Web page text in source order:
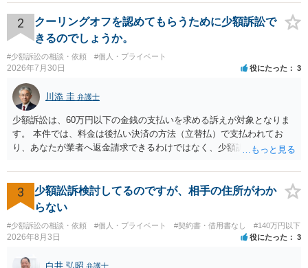
されない場合には、貴殿には任意に返金する意思がないものと判断
し、やむを得ず、返還金23万円及びこれに対する遅延損害金の支払い
を求める民事訴訟、支払督促その他必要な法的手続を直ちに講じま
す。 その際には、訴訟に要する費用その他法令上認められる金員につ
いても併せて請求する予定ですので、あらかじめ申し添えます。 本件
は、貴殿自らが契約を解約したことによって生じた返還義務の履行を
求めるものにすぎません。貴殿の仕入先との取引関係や返金時期など
の内部事情は、私に対する返還義務の発生や履行時期には何ら影響を
及ぼすものではありません。 これ以上、本件の解決を不必要に遅延さ
せることなく、誠意をもって速やかに返金手続を履行されるよう、強
く求めます。 以上
2
クーリングオフを認めてもらうために少額訴訟で
きるのでしょうか。
#少額訴訟の相談・依頼 #個人・プライベート
2026年7月30日 役にたった 3
川添 圭 弁護士
少額訴訟は、60万円以下の金銭の支払いを求める訴えが対象となりま
す。 本件では、料金は後払い決済の方法（立替払）で支払われてお
り、あなたが業者へ返金請求できるわけではなく、少額訴訟は使えな
在確認請求訴訟を提起することも考えられますが、まずは後払い決済
業者へ（原契約のクーリング・オフの証拠の写しとともに）支払拒絶
の通知書を送り、もし訴訟や支払督促を行ってきた場合には全面的に
争う、というやり方がベターではないかと思います。弁護士会の相談
センター等で、消費者問題に強い弁護士（消費者保護委員会に所属し
ているなど）へ相談されることをお勧めします。
3
少額訟訴検討してるのですが、相手の住所がわか
らない
#少額訴訟の相談・依頼 #個人・プライベート #契約書・借用書なし #140万円以下
2026年8月3日 役にたった 3
白井 弘昭 弁護士